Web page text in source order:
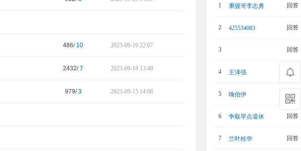
486/ 10 2023-09-19 22:07
2432/ 7 2023-09-18 13:48
979/ 3 2023-09-15 14:08
1 秉骏哥李志勇 回答
2 425534083 回答
3 回答
4 王泽强 回答
5 嗨伯伊 回答
6 争取早点退休 回答
7 兰叶桂华 回答